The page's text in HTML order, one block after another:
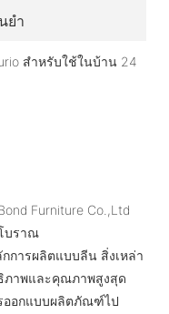
ยำ
Furniture Co.,Ltd
บราณ
การผลิตแบบลีน สิ่งเหล่า
ภาพและคุณภาพสูงสุด
ออกแบบผลิตภัณฑ์ไป